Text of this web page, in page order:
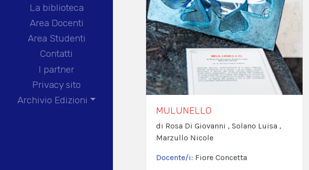
La biblioteca
Area Docenti
Area Studenti
Contatti
I partner
Privacy sito
Archivio Edizioni
MULUNELLO
di Rosa Di Giovanni , Solano Luisa ,
Marzullo Nicole
Docente/i: Fiore Concetta